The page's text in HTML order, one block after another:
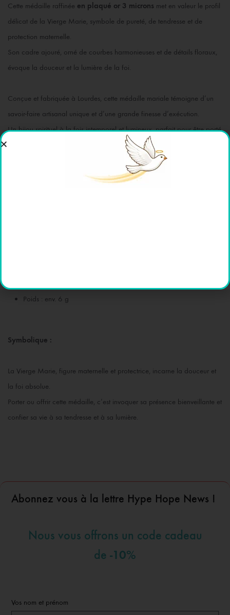
Cette médaille raffinée en plaqué or 3 microns met en valeur le profil
délicat de la Vierge Marie, symbole de pureté, de tendresse et de
protection maternelle.
Son cadre ajouré, orné de courbes harmonieuses et de détails floraux,
évoque la douceur et la lumière de la foi.
Conçue et fabriquée à Lourdes, cette médaille mariale témoigne d’un
savoir-faire artisanal unique et d’une grande finesse d’exécution.
Un bijou spirituel à la fois intemporel et lumineux, parfait pour être porté
au quotidien ou offert lors d’un événement religieux.
Poids : env. 6 g
Symbolique :
La Vierge Marie, figure maternelle et protectrice, incarne la douceur et
la foi absolue.
Porter ou offrir cette médaille, c’est invoquer sa présence bienveillante et
confier sa vie à sa tendresse et à sa lumière.
Abonnez vous à la lettre Hype Hope News !
Nous vous offrons un code cadeau
de -10%
Vos nom et prénom